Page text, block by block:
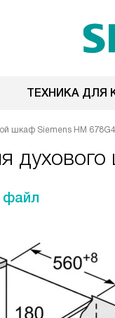
ТЕХНИКА ДЛЯ
шкаф Siemens HM
файл